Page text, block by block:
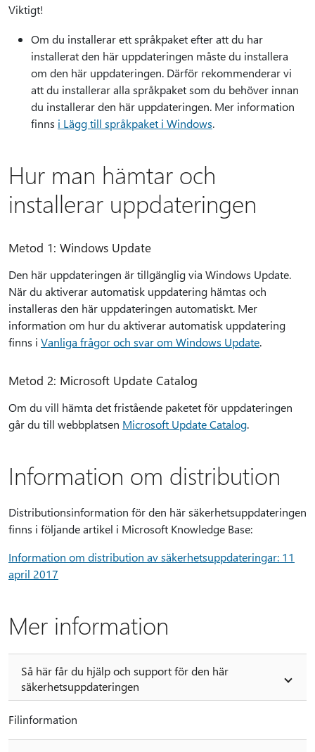
Viktigt!
Om du installerar ett språkpaket efter att du har
installerat den här uppdateringen måste du installera
om den här uppdateringen. Därför rekommenderar vi
att du installerar alla språkpaket som du behöver innan
du installerar den här uppdateringen. Mer information
finns i Lägg till språkpaket i Windows.
Hur man hämtar och
installerar uppdateringen
Metod 1: Windows Update
Den här uppdateringen är tillgänglig via Windows Update.
När du aktiverar automatisk uppdatering hämtas och
installeras den här uppdateringen automatiskt. Mer
information om hur du aktiverar automatisk uppdatering
finns i Vanliga frågor och svar om Windows Update.
Metod 2: Microsoft Update Catalog
Om du vill hämta det fristående paketet för uppdateringen
går du till webbplatsen Microsoft Update Catalog.
Information om distribution
Distributionsinformation för den här säkerhetsuppdateringen
finns i följande artikel i Microsoft Knowledge Base:
Information om distribution av säkerhetsuppdateringar: 11
april 2017
Mer information
Så här får du hjälp och support för den här
säkerhetsuppdateringen
Filinformation